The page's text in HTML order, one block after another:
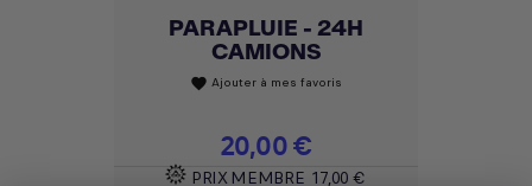
PARAPLUIE - 24H
CAMIONS
favorite Ajouter à mes favoris
Prix
20,00 €
PRIX MEMBRE 17,00 €